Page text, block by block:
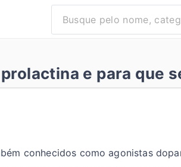
e para que
conhecidos como agonistas